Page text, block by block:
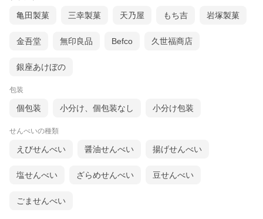
亀田製菓 三幸製菓 天乃屋 もち吉 岩塚製菓
金吾堂 無印良品 Befco 久世福商店
銀座あけぼの
包装
個包装 小分け、個包装なし 小分け包装
せんべいの種類
えびせんべい 醤油せんべい 揚げせんべい
塩せんべい ざらめせんべい 豆せんべい
ごませんべい